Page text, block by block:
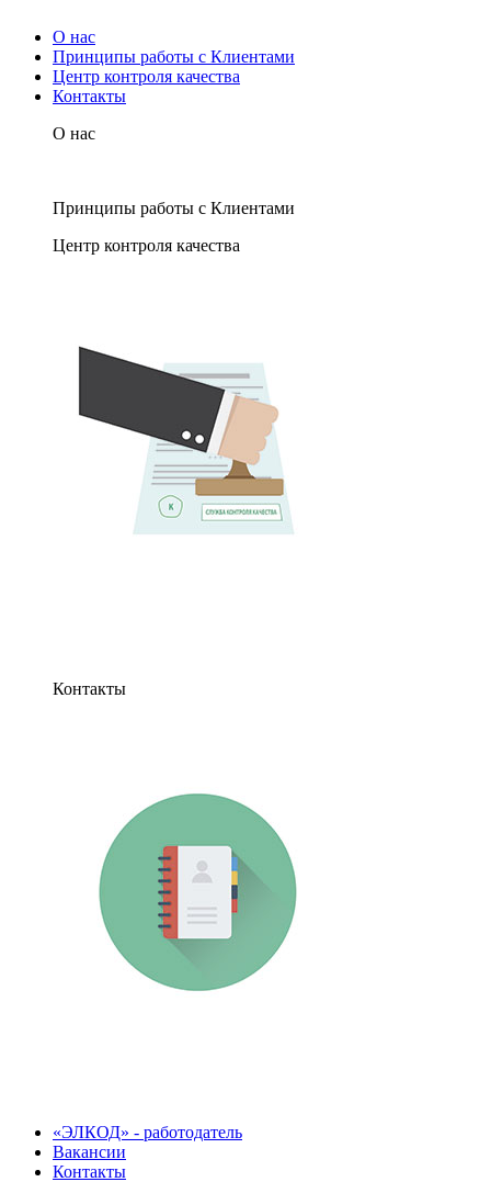
О нас
Принципы работы с Клиентами
Центр контроля качества
Контакты
О нас
Принципы работы с Клиентами
Центр контроля качества
Контакты
«ЭЛКОД» - работодатель
Вакансии
Контакты